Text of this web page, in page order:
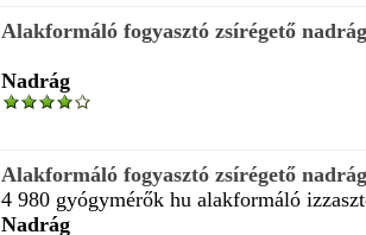
Alakformáló fogyasztó zsírégető
Nadrág
Alakformáló fogyasztó zsírégető
4 980 gyógymérők hu alakformáló
Nadrág